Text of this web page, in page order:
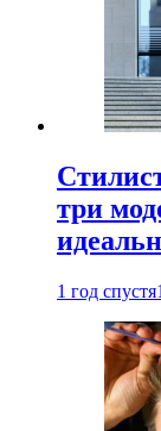
три
1 год спустя